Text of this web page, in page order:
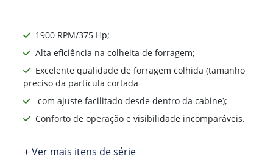
1900 RPM/375 Hp;
Alta eficiência na colheita de forragem;
Excelente qualidade de forragem colhida (tamanho
preciso da partícula cortada
com ajuste facilitado desde dentro da cabine);
Conforto de operação e visibilidade incomparáveis.
+ Ver mais itens de série